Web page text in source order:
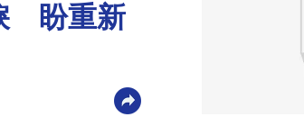
盼重新